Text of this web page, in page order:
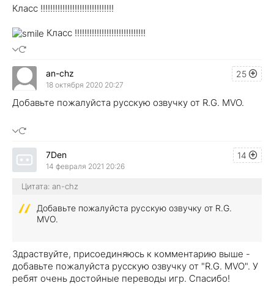
Класс !!!!!!!!!!!!!!!!!!!!!!!!!!!!!!
Класс !!!!!!!!!!!!!!!!!!!!!!!!!!!!!
25
an-chz
18 октября 2020 20:27
Добавьте пожалуйста русскую озвучку от R.G. MVO.
14
7Den
14 февраля 2021 20:26
Цитата: an-chz
Добавьте пожалуйста русскую озвучку от R.G.
MVO.
Здраствуйте, присоединяюсь к комментарию выше -
добавьте пожалуйста русскую озвучку от "R.G. MVO". У
ребят очень достойные переводы игр. Спасибо!